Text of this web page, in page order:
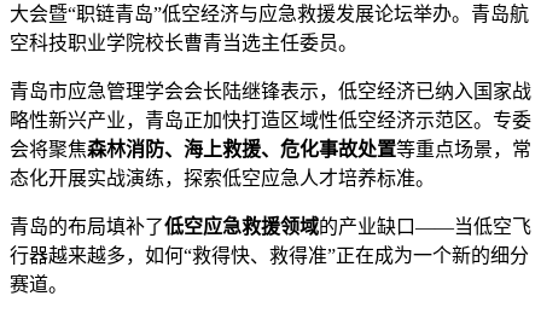
大会暨“职链青岛”低空经济与应急救援发展论坛举办。青岛航
空科技职业学院校长曹青当选主任委员。
青岛市应急管理学会会长陆继锋表示，低空经济已纳入国家战
略性新兴产业，青岛正加快打造区域性低空经济示范区。专委
会将聚焦森林消防、海上救援、危化事故处置等重点场景，常
态化开展实战演练，探索低空应急人才培养标准。
青岛的布局填补了低空应急救援领域的产业缺口——当低空飞
行器越来越多，如何“救得快、救得准”正在成为一个新的细分
赛道。